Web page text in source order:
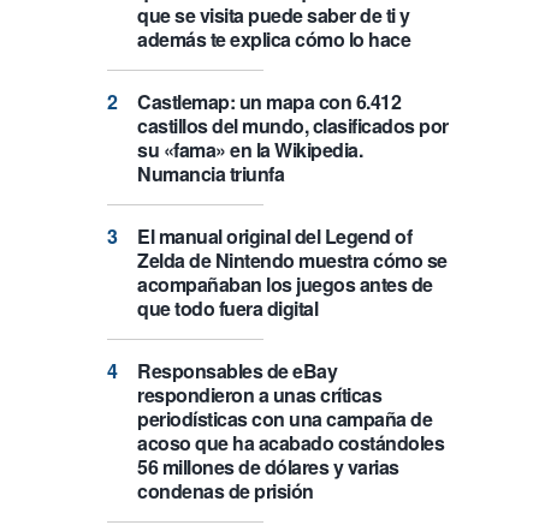
que se visita puede saber de ti y
además te explica cómo lo hace
Castlemap: un mapa con 6.412
castillos del mundo, clasificados por
su «fama» en la Wikipedia.
Numancia triunfa
El manual original del Legend of
Zelda de Nintendo muestra cómo se
acompañaban los juegos antes de
que todo fuera digital
Responsables de eBay
respondieron a unas críticas
periodísticas con una campaña de
acoso que ha acabado costándoles
56 millones de dólares y varias
condenas de prisión